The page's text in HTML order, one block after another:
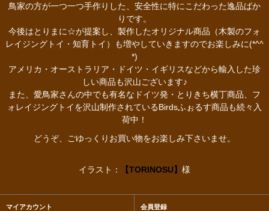
鳥家の方が一つ一つ手作りした、安全性に特にこだわった逸品ばか
りです。
今後はとりまに☆が提案し、製作したオリジナル商品（木製のフォ
レイジングトイ・知育トイ）も増やしていきますのでお楽しみに(*^^
*)
アメリカ・オーストラリア・ドイツ・イギリスなどから輸入した珍
しい商品も沢山ございます♪
また、愛鳥家さんの中でも有名なドイツ発・とりきち横丁商品、フ
ォレイジングトイを沢山制作されているBirdsふぉるす商品も続々入
荷中！
どうぞ、ごゆっくりお買い物をお楽しみ下さいませ。
イラスト： 【TORINOSU】 様
マイアカウント 会員登録